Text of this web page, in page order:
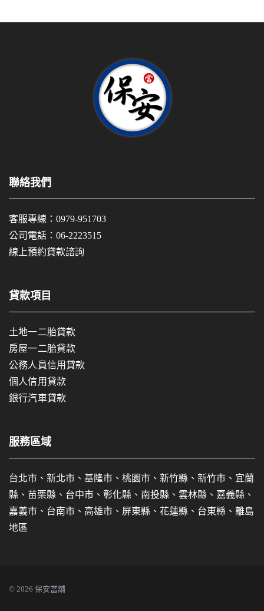
聯絡我們
客服專線： 0979-951703
公司電話： 06-2223515
線上預約貸款諮詢
貸款項目
土地一二胎貸款
房屋一二胎貸款
公務人員信用貸款
個人信用貸款
銀行汽車貸款
服務區域
台北市、新北市、基隆市、桃園市、新竹縣、新竹市、宜蘭
縣、苗栗縣、台中市、彰化縣、南投縣、雲林縣、嘉義縣、
嘉義市、台南市、高雄市、屏東縣、花蓮縣、台東縣、離島
地區
© 2026 保安當舖